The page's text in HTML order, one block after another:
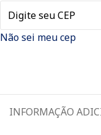
Não sei meu cep
INFORMAÇÃO